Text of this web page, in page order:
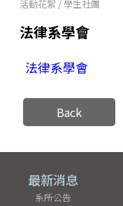
活動花絮 /學生社團
法律系學會
法律系學會
Back
最新消息
系所公告